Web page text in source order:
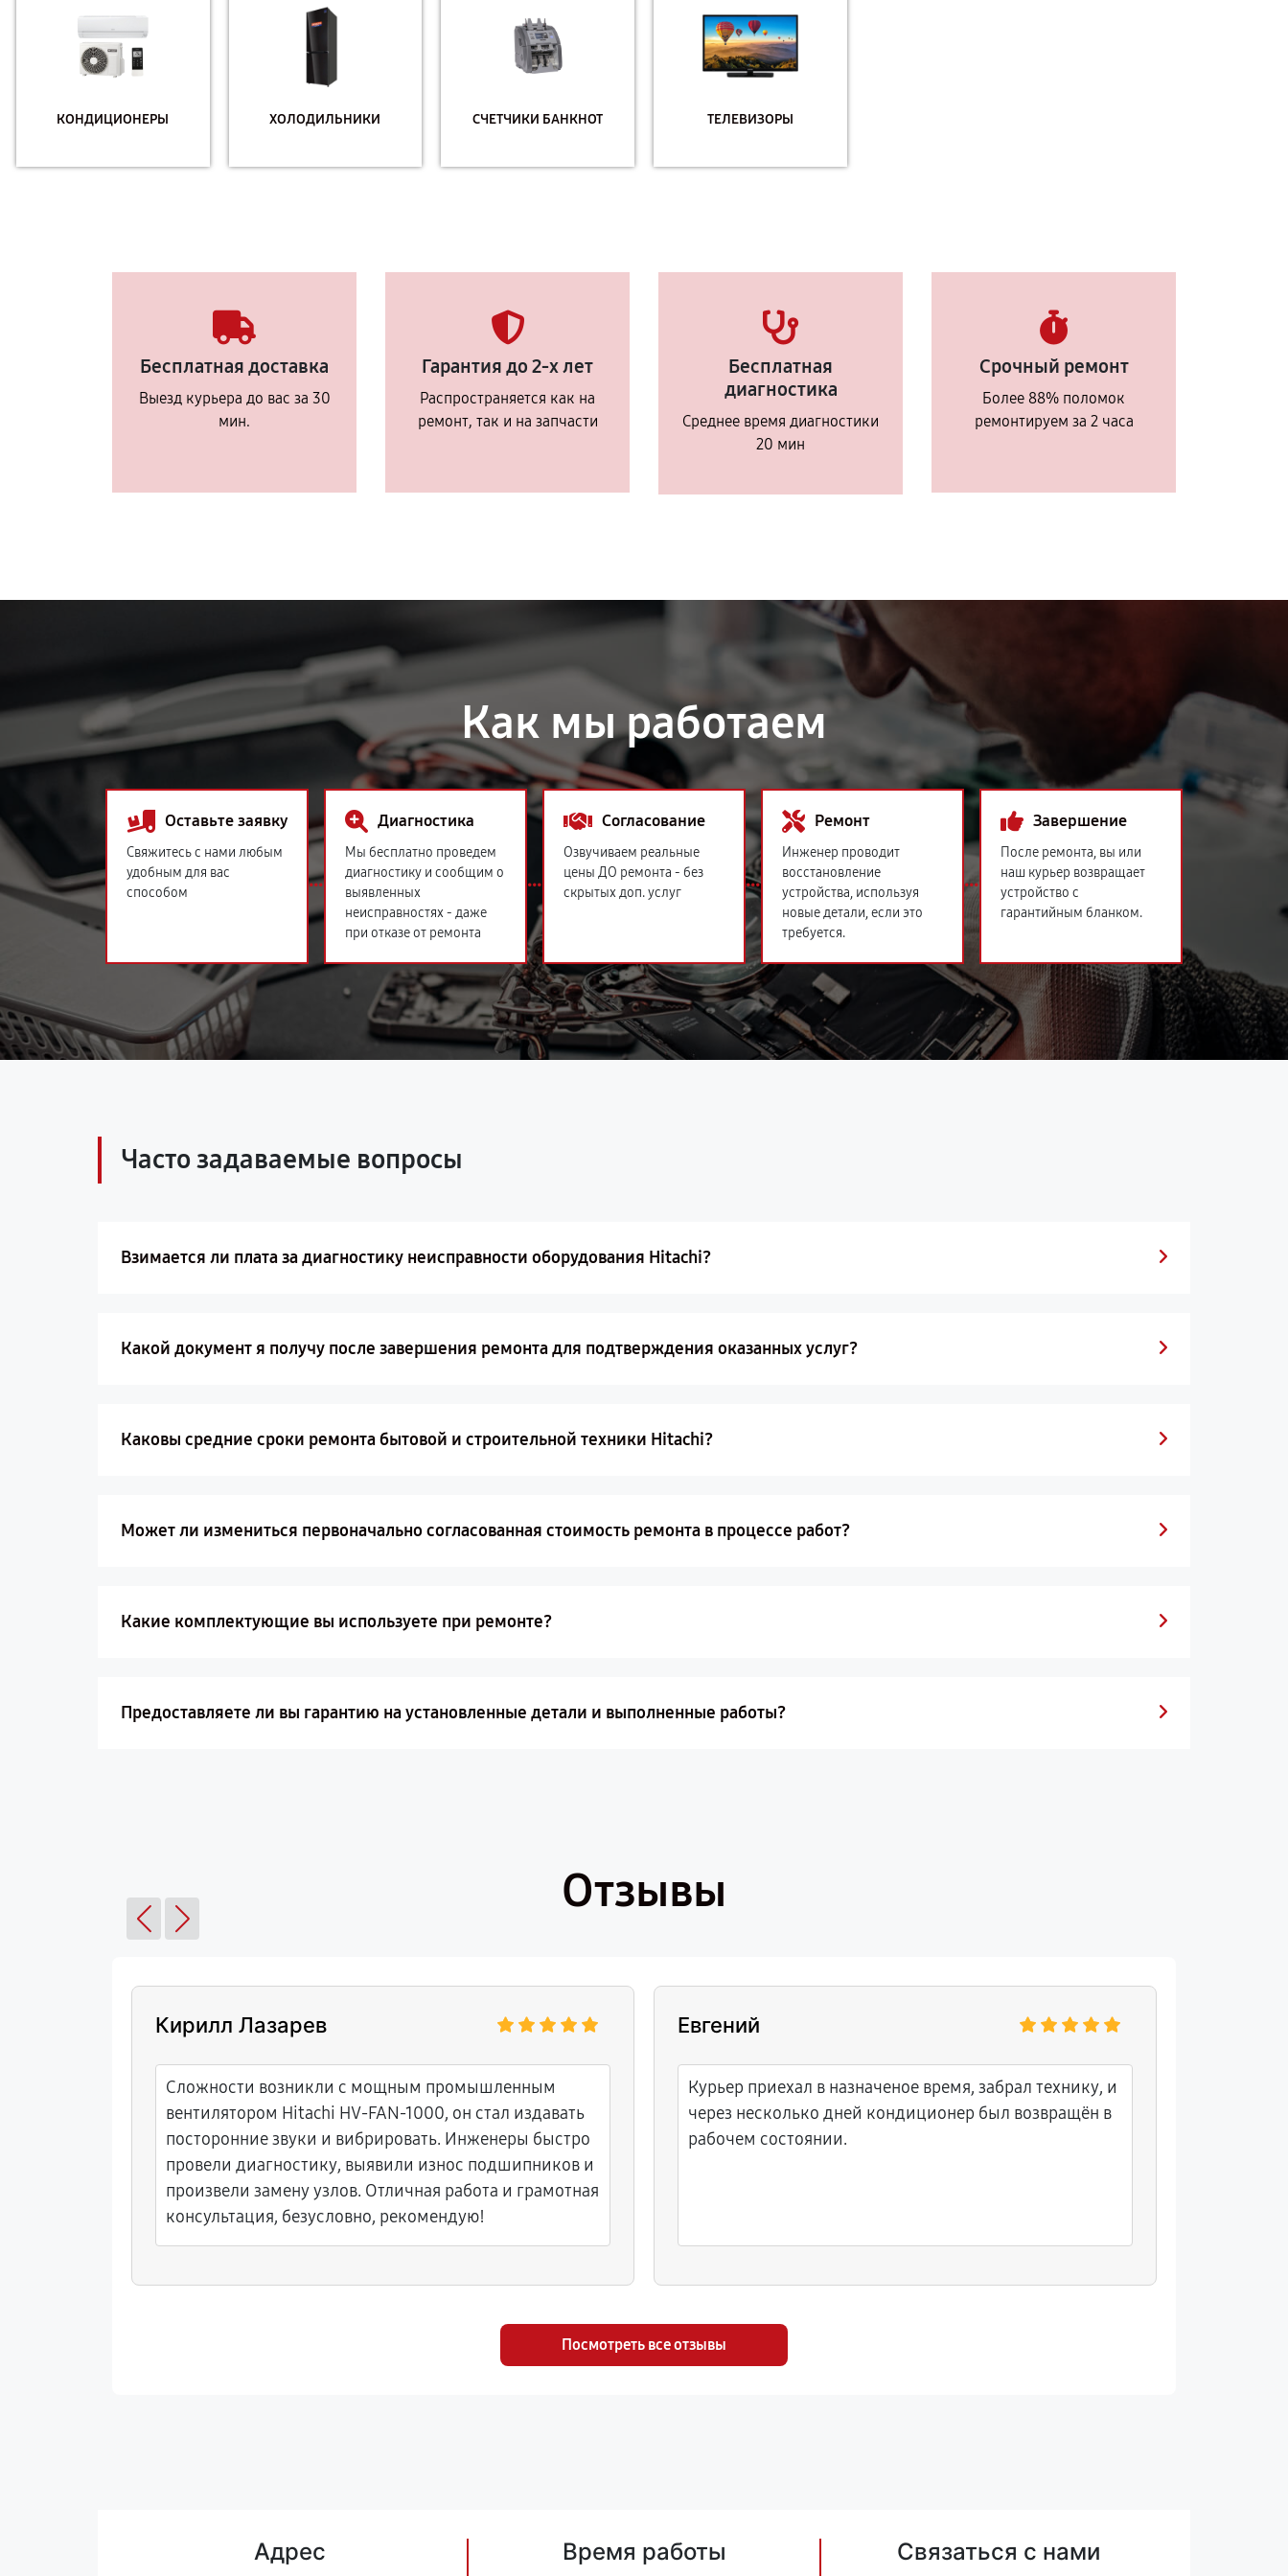
КОНДИЦИОНЕРЫ ХОЛОДИЛЬНИКИ СЧЕТЧИКИ БАНКНОТ ТЕЛЕВИЗОРЫ
Бесплатная доставка
Выезд курьера до вас за 30
мин.
Гарантия до 2-х лет
Распространяется как на
ремонт, так и на запчасти
Бесплатная
диагностика
Среднее время диагностики
20 мин
Срочный ремонт
Более 88% поломок
ремонтируем за 2 часа
Как мы работаем
Оставьте заявку
Свяжитесь с нами любым
удобным для вас
способом
Диагностика
Мы бесплатно проведем
диагностику и сообщим о
выявленных
неисправностях - даже
при отказе от ремонта
Согласование
Озвучиваем реальные
цены ДО ремонта - без
скрытых доп. услуг
Ремонт
Инженер проводит
восстановление
устройства, используя
новые детали, если это
требуется.
Завершение
После ремонта, вы или
наш курьер возвращает
устройство с
гарантийным бланком.
Часто задаваемые вопросы
Взимается ли плата за диагностику неисправности оборудования Hitachi?
Какой документ я получу после завершения ремонта для подтверждения оказанных услуг?
Каковы средние сроки ремонта бытовой и строительной техники Hitachi?
Может ли измениться первоначально согласованная стоимость ремонта в процессе работ?
Какие комплектующие вы используете при ремонте?
Предоставляете ли вы гарантию на установленные детали и выполненные работы?
Отзывы
Кирилл Лазарев
Сложности возникли с мощным промышленным
вентилятором Hitachi HV-FAN-1000, он стал издавать
посторонние звуки и вибрировать. Инженеры быстро
провели диагностику, выявили износ подшипников и
произвели замену узлов. Отличная работа и грамотная
консультация, безусловно, рекомендую!
Евгений
Курьер приехал в назначеное время, забрал технику, и
через несколько дней кондиционер был возвращён в
рабочем состоянии.
Посмотреть все отзывы
Адрес Время работы Связаться с нами